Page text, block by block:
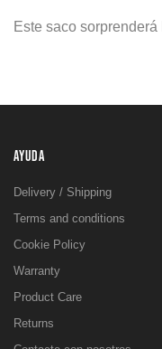
Este saco
AYUDA
Delivery / Shipping
Terms and conditions
Cookie Policy
Warranty
Product Care
Returns